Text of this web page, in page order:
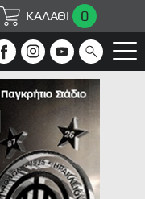
ΚΑΛΑΘΙ 0